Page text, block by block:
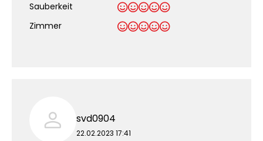
Sauberkeit
Zimmer
svd0904
22.02.2023 17:41